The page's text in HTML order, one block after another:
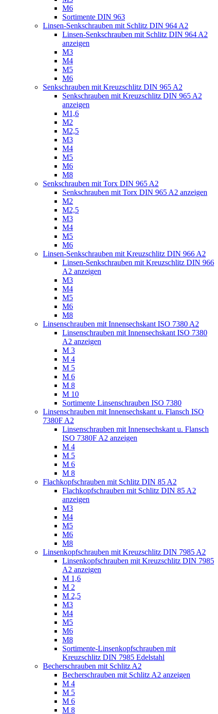
M6
Sortimente DIN 963
Linsen-Senkschrauben mit Schlitz DIN 964 A2
Linsen-Senkschrauben mit Schlitz DIN 964 A2
anzeigen
M3
M4
M5
M6
Senkschrauben mit Kreuzschlitz DIN 965 A2
Senkschrauben mit Kreuzschlitz DIN 965 A2
anzeigen
M1,6
M2
M2,5
M3
M4
M5
M6
M8
Senkschrauben mit Torx DIN 965 A2
Senkschrauben mit Torx DIN 965 A2 anzeigen
M2
M2,5
M3
M4
M5
M6
Linsen-Senkschrauben mit Kreuzschlitz DIN 966 A2
Linsen-Senkschrauben mit Kreuzschlitz DIN 966
A2 anzeigen
M3
M4
M5
M6
M8
Linsenschrauben mit Innensechskant ISO 7380 A2
Linsenschrauben mit Innensechskant ISO 7380
A2 anzeigen
M 3
M 4
M 5
M 6
M 8
M 10
Sortimente Linsenschrauben ISO 7380
Linsenschrauben mit Innensechskant u. Flansch ISO
7380F A2
Linsenschrauben mit Innensechskant u. Flansch
ISO 7380F A2 anzeigen
M 4
M 5
M 6
M 8
Flachkopfschrauben mit Schlitz DIN 85 A2
Flachkopfschrauben mit Schlitz DIN 85 A2
anzeigen
M3
M4
M5
M6
M8
Linsenkopfschrauben mit Kreuzschlitz DIN 7985 A2
Linsenkopfschrauben mit Kreuzschlitz DIN 7985
A2 anzeigen
M 1,6
M 2
M 2,5
M3
M4
M5
M6
M8
Sortimente-Linsenkopfschrauben mit
Kreuzschlitz DIN 7985 Edelstahl
Becherschrauben mit Schlitz A2
Becherschrauben mit Schlitz A2 anzeigen
M 4
M 5
M 6
M 8